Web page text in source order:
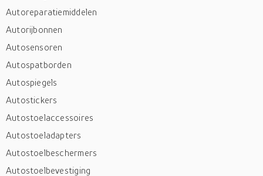
Autoreparatiemiddelen
Autorijbonnen
Autosensoren
Autospatborden
Autospiegels
Autostickers
Autostoelaccessoires
Autostoeladapters
Autostoelbeschermers
Autostoelbevestiging